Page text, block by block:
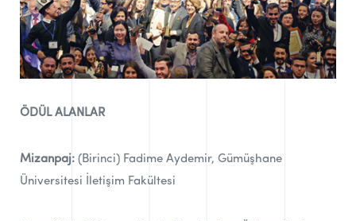
ÖDÜL ALANLAR
Mizanpaj: (Birinci) Fadime Aydemir, Gümüşhane
Üniversitesi İletişim Fakültesi